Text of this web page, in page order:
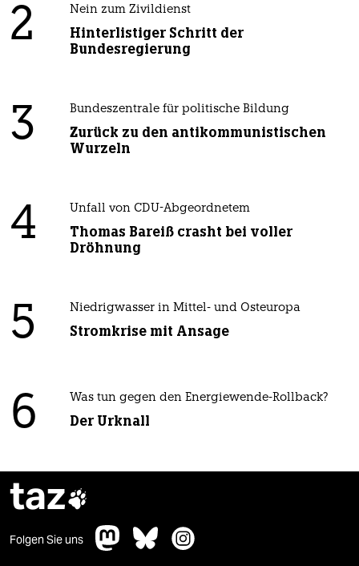
2 Nein zum Zivildienst
Hinterlistiger Schritt der
Bundesregierung
3 Bundeszentrale für politische Bildung
Zurück zu den antikommunistischen
Wurzeln
4 Unfall von CDU-Abgeordnetem
Thomas Bareiß crasht bei voller
Dröhnung
5 Niedrigwasser in Mittel- und Osteuropa
Stromkrise mit Ansage
6 Was tun gegen den Energiewende-Rollback?
Der Urknall
taz
Folgen Sie uns